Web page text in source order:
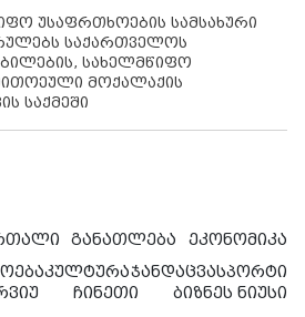
უსაფრთხოების სამსახური
საქართველოს
სახელმწიფო
მოქალაქის
საქმეში
განათლება
ეკონომიკა
კულტურაჯანდაცვასპორტი
ჩინეთი ბიზნეს ნიუსი